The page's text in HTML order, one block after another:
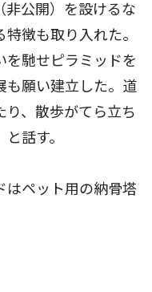
非公開）を設けるな
徴も取り入れた。
を馳せピラミッドを
も願い建立した。道
り、散歩がてら立ち
話す。
ペット用の納骨塔